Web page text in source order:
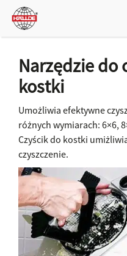
Narzędzie do
kostki
Umożliwia efektywne
różnych wymiarach: 6×6,
Czyścik do kostki
czyszczenie.